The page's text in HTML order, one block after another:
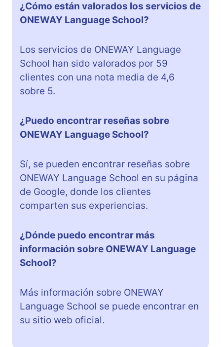
¿Cómo están valorados los servicios de
ONEWAY Language School?
Los servicios de ONEWAY Language
School han sido valorados por 59
clientes con una nota media de 4,6
sobre 5.
¿Puedo encontrar reseñas sobre
ONEWAY Language School?
Sí, se pueden encontrar reseñas sobre
ONEWAY Language School en su página
de Google, donde los clientes
comparten sus experiencias.
¿Dónde puedo encontrar más
información sobre ONEWAY Language
School?
Más información sobre ONEWAY
Language School se puede encontrar en
su sitio web oficial.